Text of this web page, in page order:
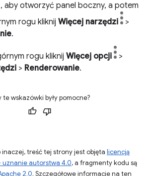
, aby otworzyć panel boczny, a potem
rogu kliknij Więcej narzędzi
>
.
rogu kliknij Więcej opcji
>
> Renderowanie.
te wskazówki były pomocne?
treść tej strony jest objęta licencją
uznanie autorstwa 4.0, a fragmenty kodu są
2.0. Szczegółowe informacje na ten